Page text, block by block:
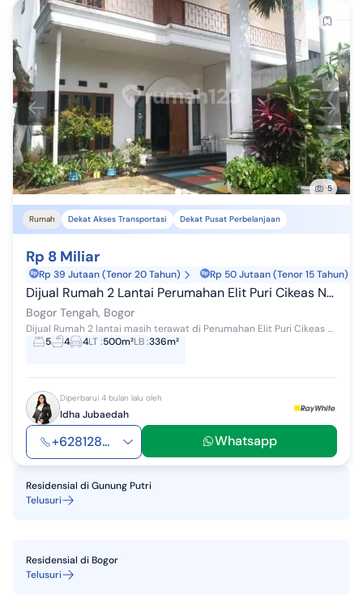
5
Rumah Dekat Akses Transportasi Dekat Pusat Perbelanjaan
Rp 8 Miliar
Rp 39 Jutaan (Tenor 20 Tahun) Rp 50 Jutaan (Tenor 15 Tahun)
Dijual Rumah 2 Lantai Perumahan Elit Puri Cikeas Nego Keras
Bogor Tengah, Bogor
Dijual Rumah 2 lantai masih terawat di Perumahan Elit Puri Cikeas Bogor LIngkungan Tenang dan Nyaman dekat rumah Pak SBY, keamanan 24jam Spe...
5
4 4LT:500m²LB:336m²
Diperbarui 4 bulan lalu oleh
Idha Jubaedah
+628128... Whatsapp
Residensial diGunung Putri
Telusuri
Residensial diBogor
Telusuri